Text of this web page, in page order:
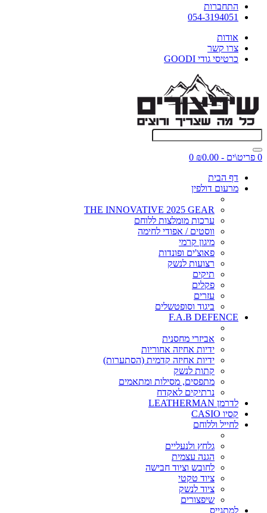
התחברות
054-3194051
אודות
צרו קשר
כרטיסי גודי GOODI
0 פריט\ים - ₪0.00
0
דף הבית
מרעום דולפין
THE INNOVATIVE 2025 GEAR
ערכות מומלצות ללוחם
ווסטים / אפודי לחימה
מיגון קרמי
פאוצ'ים ופונדות
רצועות לנשק
תיקים
פקלים
עזרים
ביגוד וסופטשלים
F.A.B DEFENCE
אביזרי מחסנית
ידיות אחיזה אחוריות
ידיות אחיזה קדמית (הסתערות)
קתות לנשק
מתפסים, מסילות ומתאמים
נרתיקים לאקדח
לדרמן LEATHERMAN
קסיו CASIO
לחייל וללוחם
גלחץ ולנעליים
הגנה עצמית
לחובש וציוד חבישה
ציוד טקטי
ציוד לנשק
שיפצורים
למתגייס